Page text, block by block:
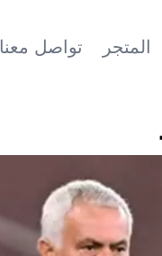
المتجر تواصل معنا